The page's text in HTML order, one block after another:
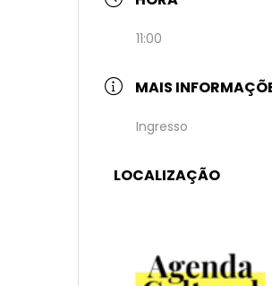
11:00
MAIS
Ingresso
LOCALIZAÇÃO